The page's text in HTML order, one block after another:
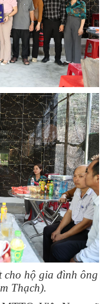
cho hộ gia đình ông
Thạch).